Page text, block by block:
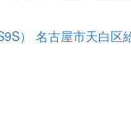
） 名古屋市天白区